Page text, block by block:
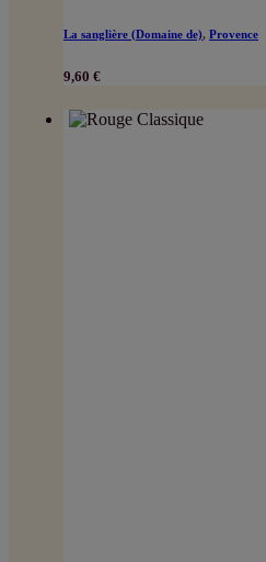
La sanglière (Domaine de), Provence
9,60 €